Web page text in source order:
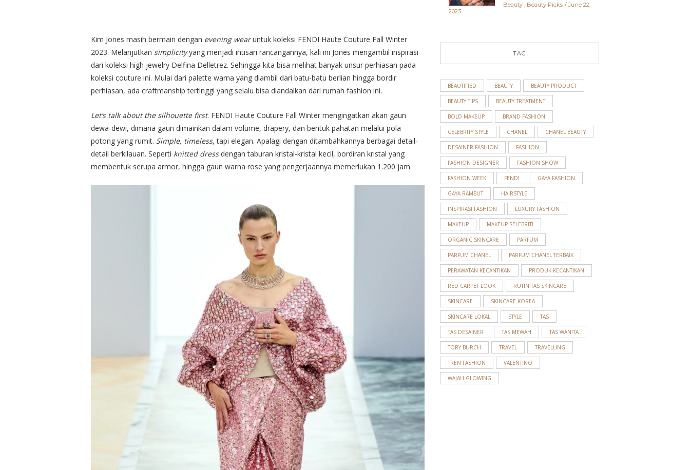
Kim Jones masih bermain dengan evening wearuntuk koleksi FENDI Haute Couture Fall Winter
2023. Melanjutkan simplicityyang menjadi intisari rancangannya, kali ini Jones mengambil inspirasi
dari koleksi high jewelry Delfina Delletrez. Sehingga kita bisa melihat banyak unsur perhiasan pada
koleksi couture ini. Mulai dari palette warna yang diambil dari batu-batu berlian hingga bordir
perhiasan, ada craftmanship tertinggi yang selalu bisa diandalkan dari rumah fashion ini.
Let’s talk about the silhouette first. FENDI Haute Couture Fall Winter mengingatkan akan gaun
dewa-dewi, dimana gaun dimainkan dalam volume, drapery, dan bentuk pahatan melalui pola
potong yang rumit. Simple, timeless, tapi elegan. Apalagi dengan ditambahkannya berbagai detail-
detail berkilauan. Seperti knitted dressdengan taburan kristal-kristal kecil, bordiran kristal yang
membentuk serupa armor, hingga gaun warna rose yang pengerjaannya memerlukan 1.200 jam.
Beauty Beauty Picks
June 22,
2023
TAG
BEAUTIFIED BEAUTY BEAUTY PRODUCT
BEAUTY TIPS BEAUTY TREATMENT
BOLD MAKEUP BRAND FASHION
CELEBRITY STYLE CHANEL CHANEL BEAUTY
DESAINER FASHION FASHION
FASHION DESIGNER FASHION SHOW
FASHION WEEK FENDI GAYA FASHION
GAYA RAMBUT HAIRSTYLE
INSPIRASI FASHION LUXURY FASHION
MAKEUP MAKEUP SELEBRITI
ORGANIC SKINCARE PARFUM
PARFUM CHANEL PARFUM CHANEL TERBAIK
PERAWATAN KECANTIKAN PRODUK KECANTIKAN
RED CARPET LOOK RUTINITAS SKINCARE
SKINCARE SKINCARE KOREA
SKINCARE LOKAL STYLE TAS
TAS DESAINER TAS MEWAH TAS WANITA
TORY BURCH TRAVEL TRAVELLING
TREN FASHION VALENTINO
WAJAH GLOWING